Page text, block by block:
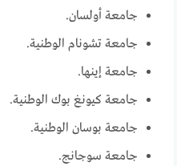
جامعة أولسان.
جامعة تشونام الوطنية.
جامعة إينها.
جامعة كيونغ بوك الوطنية.
جامعة بوسان الوطنية.
جامعة سوجانج.